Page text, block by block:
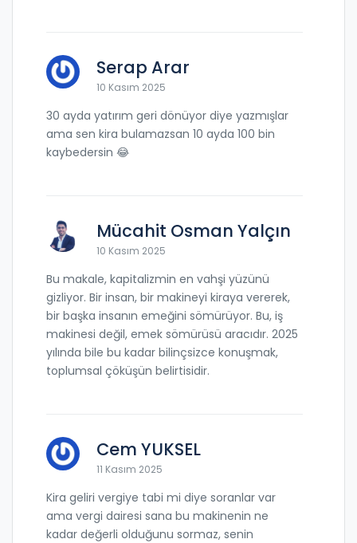
Serap Arar
10 Kasım 2025
30 ayda yatırım geri dönüyor diye yazmışlar
ama sen kira bulamazsan 10 ayda 100 bin
kaybedersin 😂
Mücahit Osman Yalçın
10 Kasım 2025
Bu makale, kapitalizmin en vahşi yüzünü
gizliyor. Bir insan, bir makineyi kiraya vererek,
bir başka insanın emeğini sömürüyor. Bu, iş
makinesi değil, emek sömürüsü aracıdır. 2025
yılında bile bu kadar bilinçsizce konuşmak,
toplumsal çöküşün belirtisidir.
Cem YUKSEL
11 Kasım 2025
Kira geliri vergiye tabi mi diye soranlar var
ama vergi dairesi sana bu makinenin ne
kadar değerli olduğunu sormaz, senin